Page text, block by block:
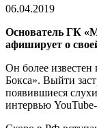
чтения
06.04.2019
Основатель ГК
афиширует о
Он более
Бокса». Выйти
появившиеся
интервью